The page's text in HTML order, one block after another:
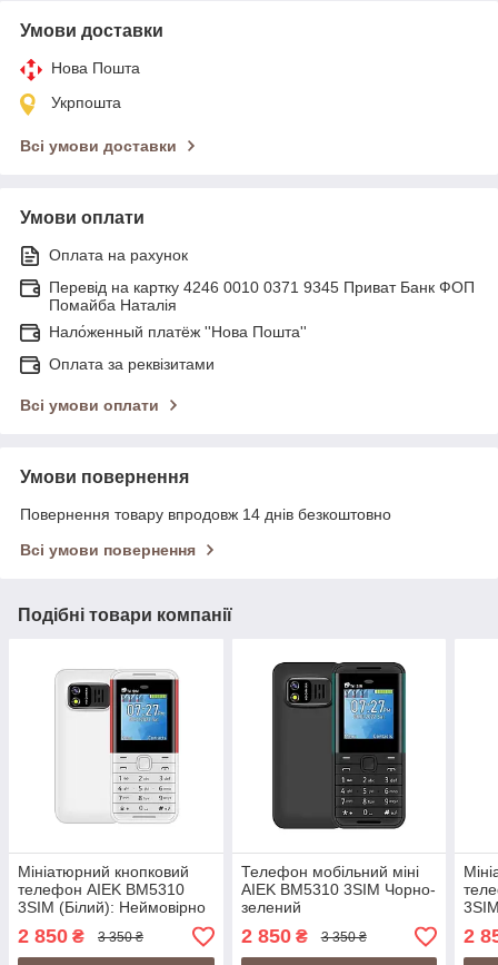
Умови доставки
Нова Пошта
Укрпошта
Всі умови доставки
Умови оплати
Оплата на рахунок
Перевід на картку 4246 0010 0371 9345 Приват Банк ФОП
Помайба Наталія
Нало́женный платёж ''Нова Пошта''
Оплата за реквізитами
Всі умови оплати
Умови повернення
Повернення товару впродовж 14 днів безкоштовно
Всі умови повернення
Подібні товари компанії
Мініатюрний кнопковий
телефон AIEK BM5310
3SIM (Білий): Неймовірно
маленький, неймовірно
зручний!
2 850 ₴ 3 350 ₴
Телефон мобільний міні
AIEK BM5310 3SIM Чорно-
зелений
2 850₴ 3 350 ₴ 2